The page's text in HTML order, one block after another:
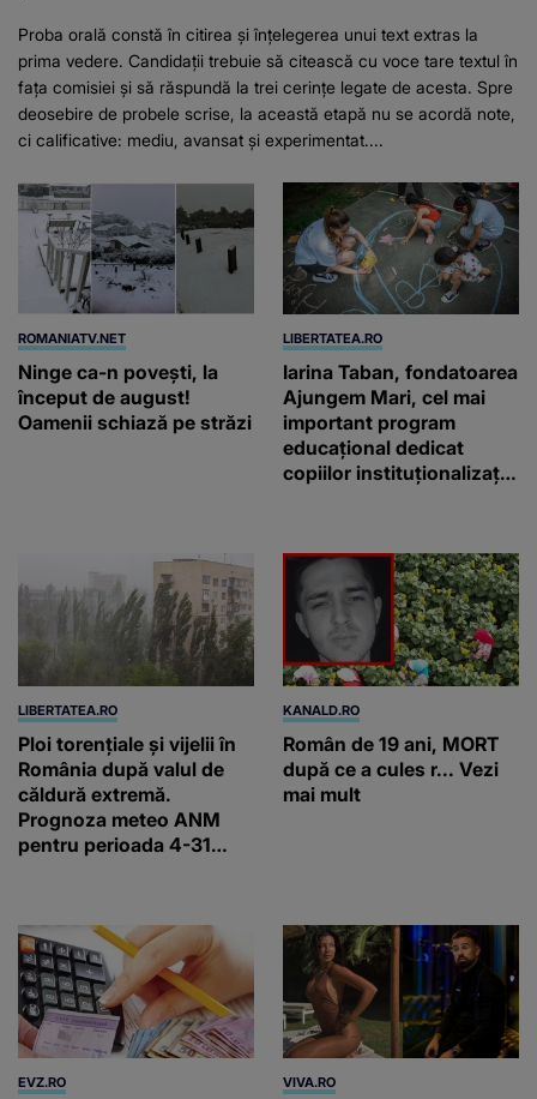
Proba orală constă în citirea și înțelegerea unui text extras la
prima vedere. Candidații trebuie să citească cu voce tare textul în
fața comisiei și să răspundă la trei cerințe legate de acesta. Spre
deosebire de probele scrise, la această etapă nu se acordă note,
ci calificative: mediu, avansat și experimentat....
ROMANIATV.NET
Ninge ca-n povești, la
început de august!
Oamenii schiază pe străzi
LIBERTATEA.RO
Iarina Taban, fondatoarea
Ajungem Mari, cel mai
important program
educațional dedicat
copiilor instituționalizați
printr-un gest
spectaculos, ci prin
faptul că revin”
LIBERTATEA.RO
Ploi torențiale și vijelii în
România după valul de
căldură extremă.
Prognoza meteo ANM
pentru perioada 4-31
KANALD.RO
Român de 19 ani, MORT
după ce a cules r... Vezi
mai mult
EVZ.RO VIVA.RO